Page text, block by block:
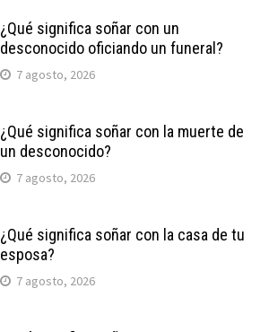
¿Qué significa soñar con un
desconocido oficiando un funeral?
7 agosto, 2026
¿Qué significa soñar con la muerte de
un desconocido?
7 agosto, 2026
¿Qué significa soñar con la casa de tu
esposa?
7 agosto, 2026